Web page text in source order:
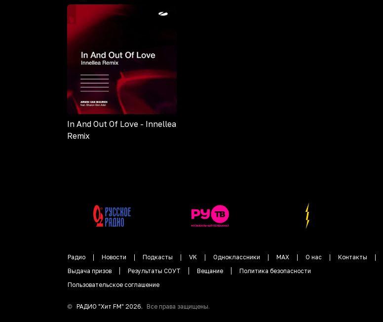
In And Out Of Love - Innellea
Remix
Радио Новости Подкасты VK Одноклассники MAX О нас Контакты
Выдача призов
Результаты СОУТ Вещание
Политика безопасности
Пользовательское соглашение
© РАДИО "Хит FM" 2026. Все права защищены.